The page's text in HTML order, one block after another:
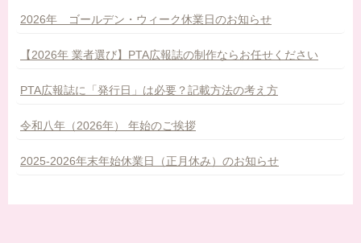
2026年 ゴールデン・ウィーク休業日のお知らせ
【2026年 業者選び】PTA広報誌の制作ならお任せください
PTA広報誌に「発行日」は必要？記載方法の考え方
令和八年（2026年） 年始のご挨拶
2025-2026年末年始休業日（正月休み）のお知らせ